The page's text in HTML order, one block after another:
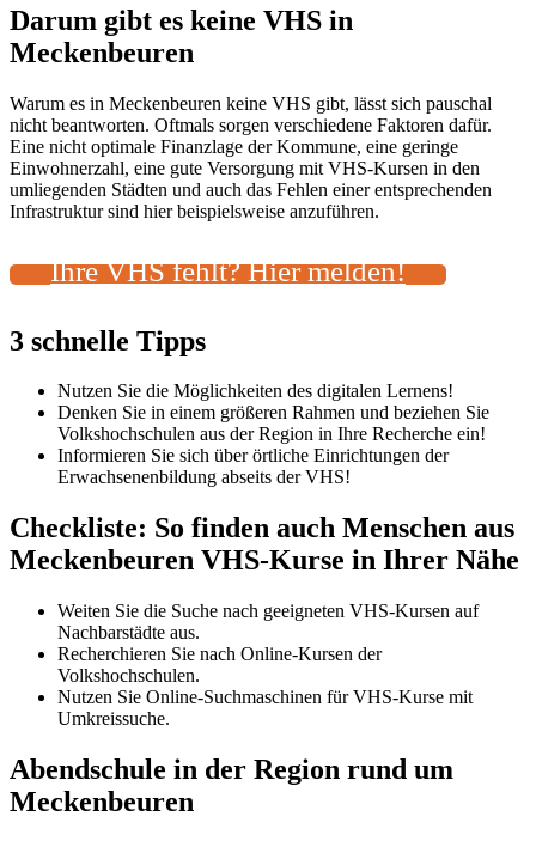
Darum gibt es keine VHS in
Meckenbeuren
Warum es in Meckenbeuren keine VHS gibt, lässt sich pauschal
nicht beantworten. Oftmals sorgen verschiedene Faktoren dafür.
Eine nicht optimale Finanzlage der Kommune, eine geringe
Einwohnerzahl, eine gute Versorgung mit VHS-Kursen in den
umliegenden Städten und auch das Fehlen einer entsprechenden
Infrastruktur sind hier beispielsweise anzuführen.
Ihre VHS fehlt? Hier melden!
3 schnelle Tipps
Nutzen Sie die Möglichkeiten des digitalen Lernens!
Denken Sie in einem größeren Rahmen und beziehen Sie
Volkshochschulen aus der Region in Ihre Recherche ein!
Informieren Sie sich über örtliche Einrichtungen der
Erwachsenenbildung abseits der VHS!
Checkliste: So finden auch Menschen aus
Meckenbeuren VHS-Kurse in Ihrer Nähe
Weiten Sie die Suche nach geeigneten VHS-Kursen auf
Nachbarstädte aus.
Recherchieren Sie nach Online-Kursen der
Volkshochschulen.
Nutzen Sie Online-Suchmaschinen für VHS-Kurse mit
Umkreissuche.
Abendschule in der Region rund um
Meckenbeuren